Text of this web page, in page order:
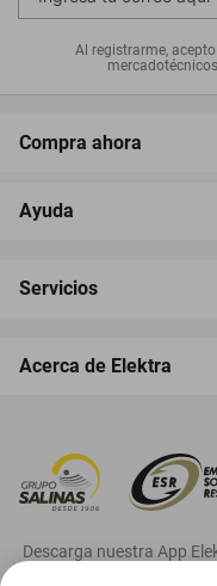
Al registrarme,
Compra ahora
Ayuda
Servicios
Acerca de Elektra
Descarga nuestra App